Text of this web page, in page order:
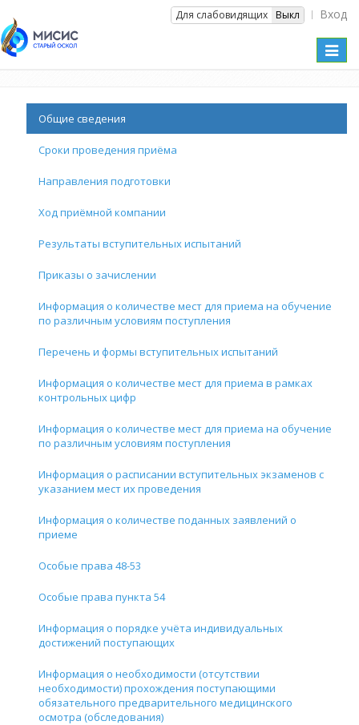
Для слабовидящих Выкл Вход
Общие сведения
Сроки проведения приёма
Направления подготовки
Ход приёмной компании
Результаты вступительных испытаний
Приказы о зачислении
Информация о количестве мест для приема на обучение
по различным условиям поступления
Перечень и формы вступительных испытаний
Информация о количестве мест для приема в рамках
контрольных цифр
Информация о количестве мест для приема на обучение
по различным условиям поступления
Информация о расписании вступительных экзаменов с
указанием мест их проведения
Информация о количестве поданных заявлений о
приеме
Особые права 48-53
Особые права пункта 54
Информация о порядке учёта индивидуальных
достижений поступающих
Информация о необходимости (отсутствии
необходимости) прохождения поступающими
обязательного предварительного медицинского
осмотра (обследования)